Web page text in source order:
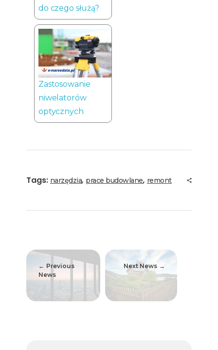
do czego służą?
Zastosowanie
niwelatorów
optycznych
Tags: narzędzia, prace budowlane, remont
Previous
News
Next News